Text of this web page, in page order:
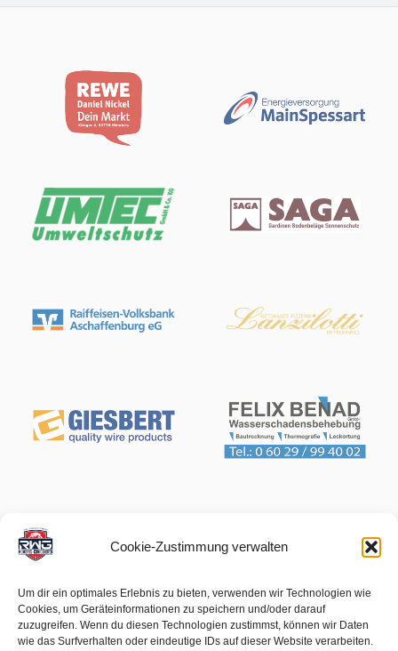
Cookie-Zustimmung verwalten
Um dir ein optimales Erlebnis zu bieten, verwenden wir Technologien wie
Cookies, um Geräteinformationen zu speichern und/oder darauf
zuzugreifen. Wenn du diesen Technologien zustimmst, können wir Daten
wie das Surfverhalten oder eindeutige IDs auf dieser Website verarbeiten.